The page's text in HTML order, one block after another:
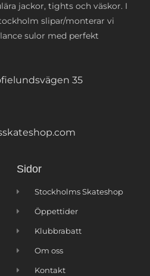
jackor, tights och väskor. I
slipar/monterar vi
sulor med perfekt
35
Sidor
Stockholms Skateshop
Öppettider
Klubbrabatt
Om oss
Kontakt